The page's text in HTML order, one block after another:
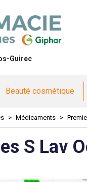
Guirec
Beauté cosmétique
Médicaments
S Lav